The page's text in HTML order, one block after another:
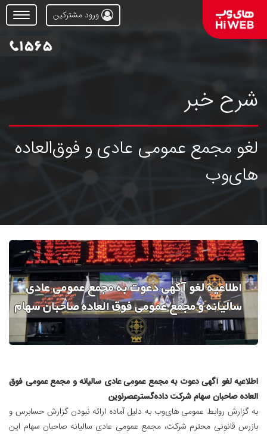
Open
Menu
ورود مشترکین
شرح خبر
لغو مجمع عمومی عادی و فوق‌العاده
های‌وب
اطلاعیه لغو آگهی دعوت به مجمع عمومی عادی سالیانه و مجمع عمومی فوق
العاده صاحبان سهام شرکت داده‌گسترعصرنوین
به گزارش روابط عمومی های‌وب به دلیل آماده ارائه نبودن گزارش حسابرس و
بازرس قانونی محترم شرکت، مجمع عمومی عادی سالیانه صاحبان سهام این